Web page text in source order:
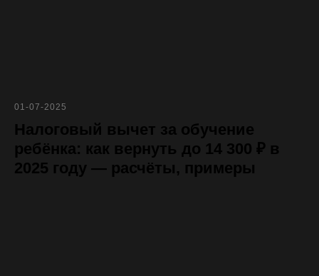
01-07-2025
Налоговый вычет за обучение
ребёнка: как вернуть до 14 300 ₽ в
2025 году — расчёты, примеры